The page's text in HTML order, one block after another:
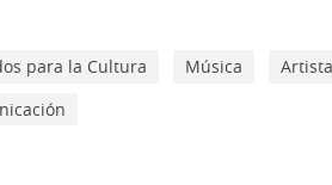
para la Cultura Música